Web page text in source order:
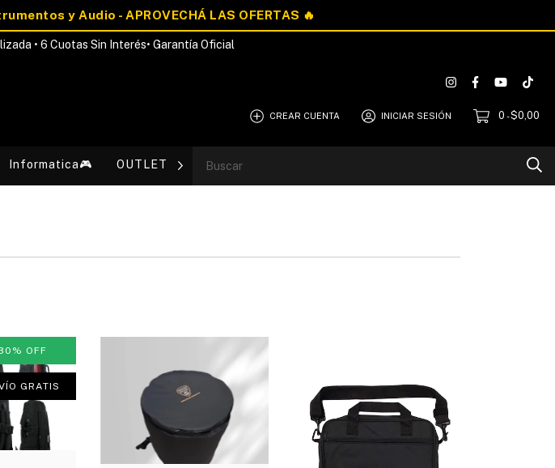
• 6 Cuotas Sin Interés• Garantía Oficial
CREAR CUENTA INICIAR SESIÓN 0 -$0,00
Informatica🎮 OUTLET💰 Blog
% OFF
GRATIS